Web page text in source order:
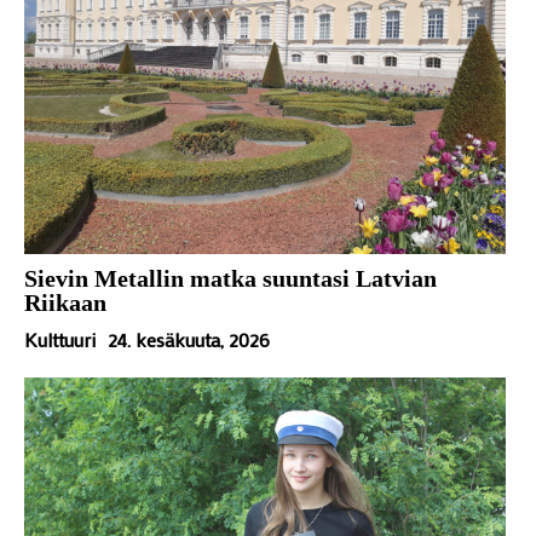
Sievin Metallin matka suuntasi Latvian
Riikaan
Kulttuuri 24. kesäkuuta, 2026